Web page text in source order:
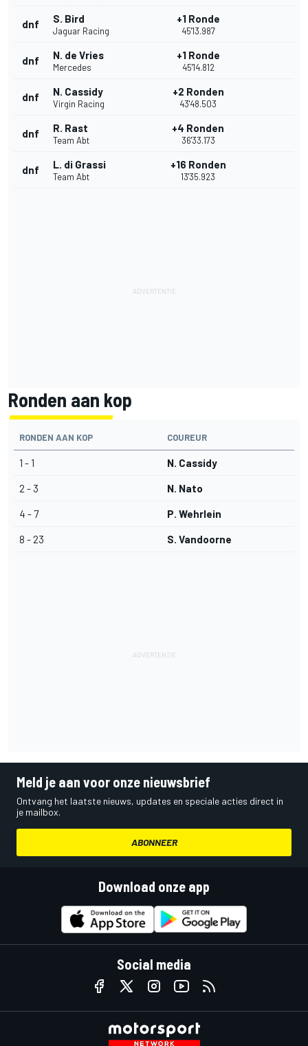
dnf S. Bird
Jaguar Racing
+1 Ronde
45'13.987
dnf N. de Vries
Mercedes
+1 Ronde
45'14.812
dnf N. Cassidy
Virgin Racing
+2 Ronden
43'48.503
dnf R. Rast
Team Abt
+4 Ronden
36'33.173
dnf L. di Grassi
Team Abt
+16 Ronden
13'35.923
Ronden aan kop
RONDEN AAN KOP COUREUR
1 - 1 N. Cassidy
2 - 3 N. Nato
4 - 7 P. Wehrlein
8 - 23 S. Vandoorne
Meld je aan voor onze nieuwsbrief
Ontvang het laatste nieuws, updates en speciale acties direct in
je mailbox.
ABONNEER
Download onze app
Social media